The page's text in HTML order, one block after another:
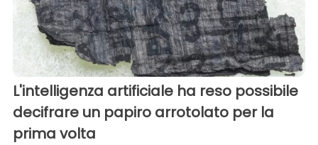
L'intelligenza artificiale ha reso possibile
decifrare un papiro arrotolato per la
prima volta